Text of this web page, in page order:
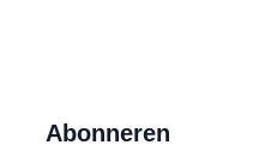
Abonneren